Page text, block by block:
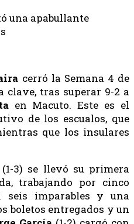
cerró la Semana 4 de
clave, tras superar 9-2 a
en Macuto. Este es el
de los escualos, que
que los insulares
3) se llevó su primera
trabajando por cinco
seis imparables y una
boletos entregados y un